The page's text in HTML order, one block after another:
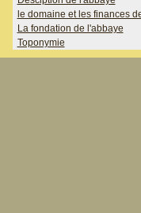
le domaine et les finances
La fondation de l'abbaye
Toponymie